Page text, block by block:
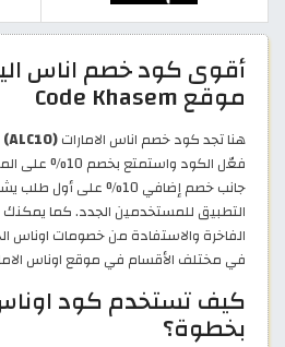
أقوى كود خصم اناس
موقع Code Khasem
هنا تجد كود خصم اناس الامارات(ALC10)
فعّل الكود
جانب خصم إضافي 10% على
التطبيق للمستخدمين الجدد. كما
في مختلف الأقسام في موقع اوناس
بخطوة؟